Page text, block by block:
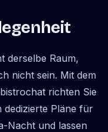
derselbe Raum,
nicht sein. Mit dem
richten Sie
Pläne für
Nacht und lassen